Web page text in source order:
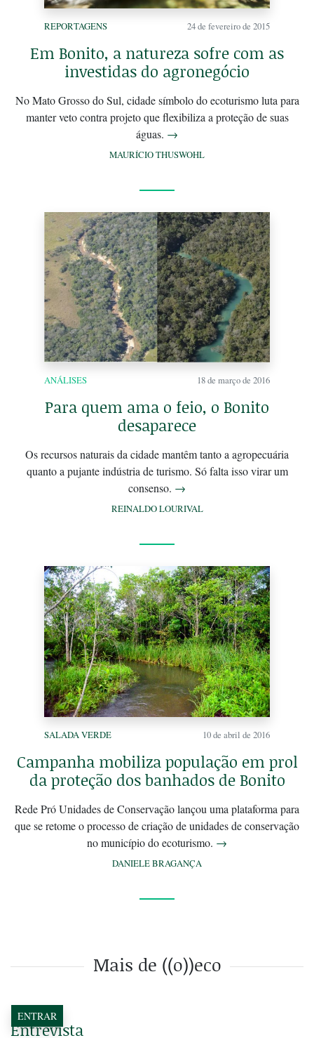
REPORTAGENS 24 de fevereiro de 2015
Em Bonito, a natureza sofre com as
investidas do agronegócio
No Mato Grosso do Sul, cidade símbolo do ecoturismo luta para
manter veto contra projeto que flexibiliza a proteção de suas
águas. →
MAURÍCIO THUSWOHL
ANÁLISES 18 de março de 2016
Para quem ama o feio, o Bonito
desaparece
Os recursos naturais da cidade mantêm tanto a agropecuária
quanto a pujante indústria de turismo. Só falta isso virar um
consenso. →
REINALDO LOURIVAL
SALADA VERDE 10 de abril de 2016
Campanha mobiliza população em prol
da proteção dos banhados de Bonito
Rede Pró Unidades de Conservação lançou uma plataforma para
que se retome o processo de criação de unidades de conservação
no município do ecoturismo. →
DANIELE BRAGANÇA
Mais de ((o))eco
Entrevista
ENTRAR